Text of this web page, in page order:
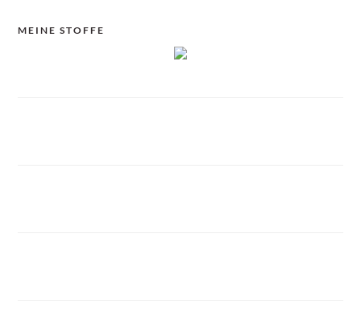
MEINE STOFFE